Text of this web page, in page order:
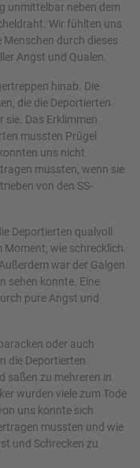
unmittelbar neben dem
Wir fühlten uns
durch dieses
Angst und Qualen.
hinab. Die
die die Deportierten
sie. Das Erklimmen
mussten Prügel
uns nicht
mussten, wenn sie
von den SS-
Deportierten qualvoll
Moment, wie schrecklich
war der Galgen
sehen konnte. Eine
pure Angst und
oder auch
die Deportierten
saßen zu mehreren in
wurden viele zum Tode
uns konnte sich
mussten und wie
und Schrecken zu